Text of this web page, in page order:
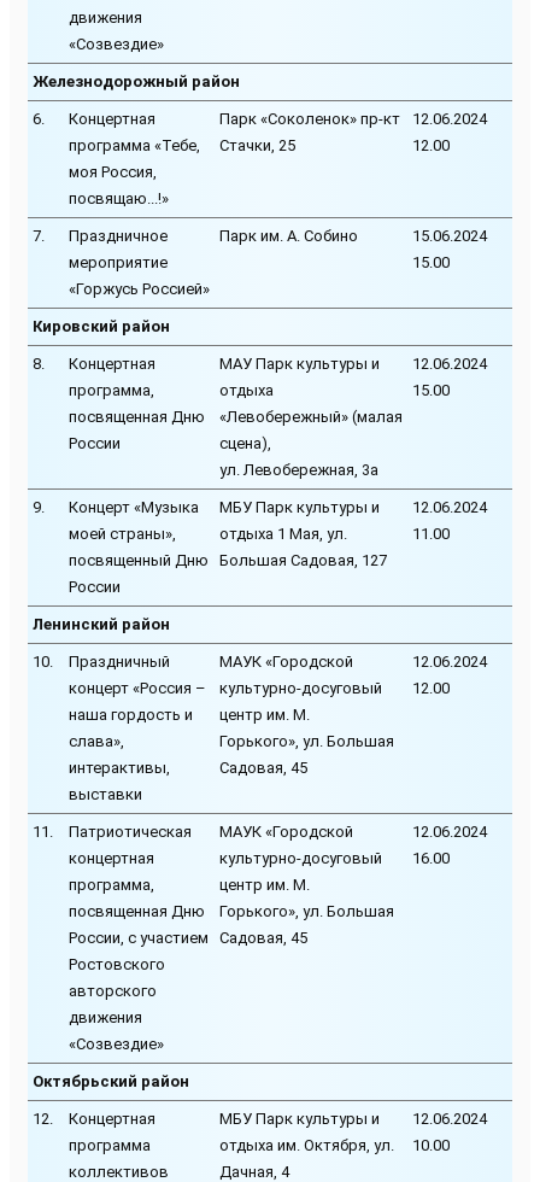
движения
«Созвездие»
Железнодорожный район
6.
Концертная
программа «Тебе,
моя Россия,
посвящаю...!»
Парк «Соколенок» пр-кт
Стачки, 25
12.06.2024
12.00
7.
Праздничное
мероприятие
«Горжусь Россией»
Парк им. А. Собино
15.06.2024
15.00
Кировский район
8.
Концертная
программа,
посвященная Дню
России
МАУ Парк культуры и
отдыха
«Левобережный» (малая
сцена),
ул. Левобережная, 3а
12.06.2024
15.00
9.
Концерт «Музыка
моей страны»,
посвященный Дню
России
МБУ Парк культуры и
отдыха 1 Мая, ул.
Большая Садовая, 127
12.06.2024
11.00
Ленинский район
10.
Праздничный
концерт «Россия –
наша гордость и
слава»,
интерактивы,
выставки
МАУК «Городской
культурно-досуговый
центр им. М.
Горького», ул. Большая
Садовая, 45
12.06.2024
12.00
11.
Патриотическая
концертная
программа,
посвященная Дню
России, с участием
Ростовского
авторского
движения
«Созвездие»
МАУК «Городской
культурно-досуговый
центр им. М.
Горького», ул. Большая
Садовая, 45
12.06.2024
16.00
Октябрьский район
12.
Концертная
программа
коллективов
МБУ Парк культуры и
отдыха им. Октября, ул.
Дачная, 4
12.06.2024
10.00